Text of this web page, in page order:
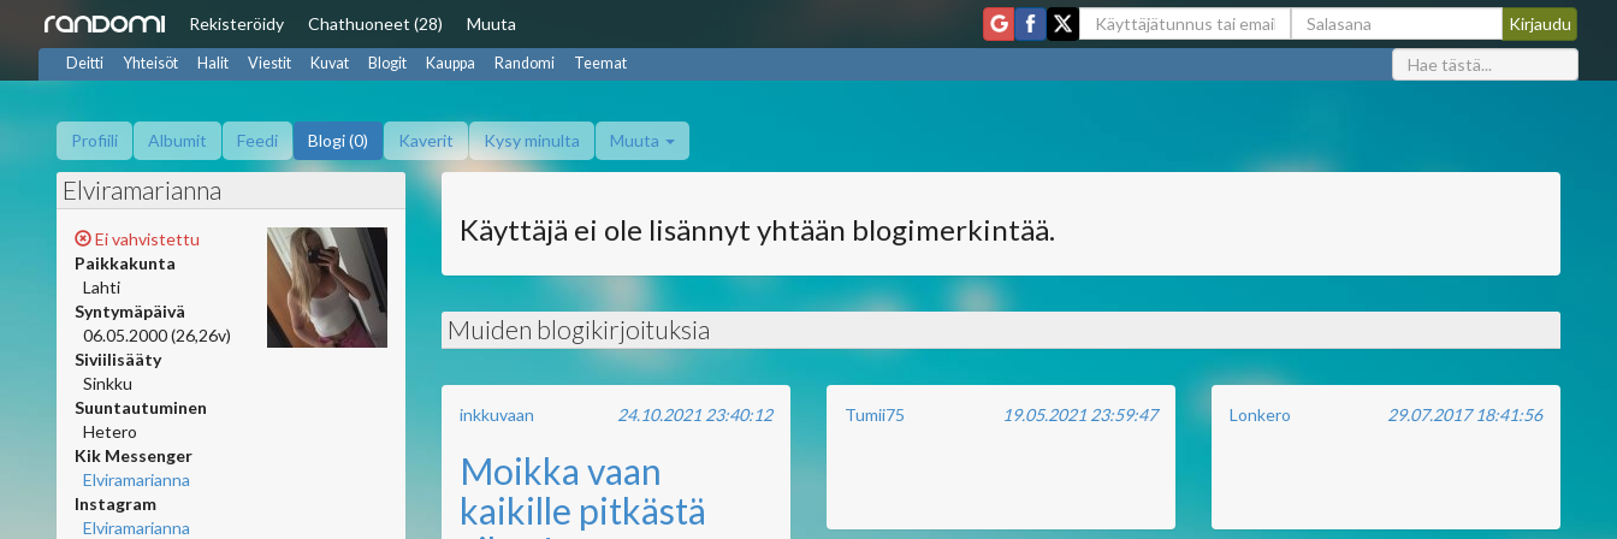
Rekisteröidy Chathuoneet (28) Muuta
Deitti Yhteisöt Halit Viestit Kuvat Blogit Kauppa Randomi Teemat
Profiili Albumit Feedi Blogi (0) Kaverit Kysy minulta Muuta
Käyttäjä ei ole lisännyt yhtään blogimerkintää.
Muiden blogikirjoituksia
24.10.2021 23:40:12
inkkuvaan
Moikka vaan
kaikille pitkästä
19.05.2021 23:59:47
Tumii75 29.07.2017 18:41:56
Lonkero
Elviramarianna
Ei vahvistettu
Paikkakunta
Lahti
Syntymäpäivä
06.05.2000 (26,26v)
Siviilisääty
Sinkku
Suuntautuminen
Hetero
Kik Messenger
Elviramarianna
Instagram
Elviramarianna